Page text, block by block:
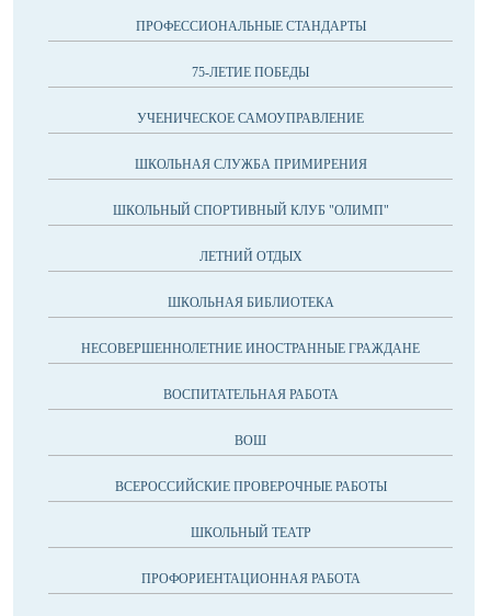
ПРОФЕССИОНАЛЬНЫЕ СТАНДАРТЫ
75-ЛЕТИЕ ПОБЕДЫ
УЧЕНИЧЕСКОЕ САМОУПРАВЛЕНИЕ
ШКОЛЬНАЯ СЛУЖБА ПРИМИРЕНИЯ
ШКОЛЬНЫЙ СПОРТИВНЫЙ КЛУБ "ОЛИМП"
ЛЕТНИЙ ОТДЫХ
ШКОЛЬНАЯ БИБЛИОТЕКА
НЕСОВЕРШЕННОЛЕТНИЕ ИНОСТРАННЫЕ ГРАЖДАНЕ
ВОСПИТАТЕЛЬНАЯ РАБОТА
ВОШ
ВСЕРОССИЙСКИЕ ПРОВЕРОЧНЫЕ РАБОТЫ
ШКОЛЬНЫЙ ТЕАТР
ПРОФОРИЕНТАЦИОННАЯ РАБОТА